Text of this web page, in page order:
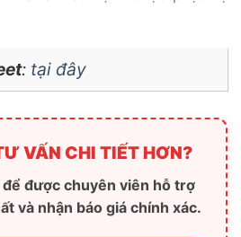
: tại đây
VẤN CHI TIẾT HƠN?
để được chuyên viên hỗ trợ
và nhận báo giá chính xác.